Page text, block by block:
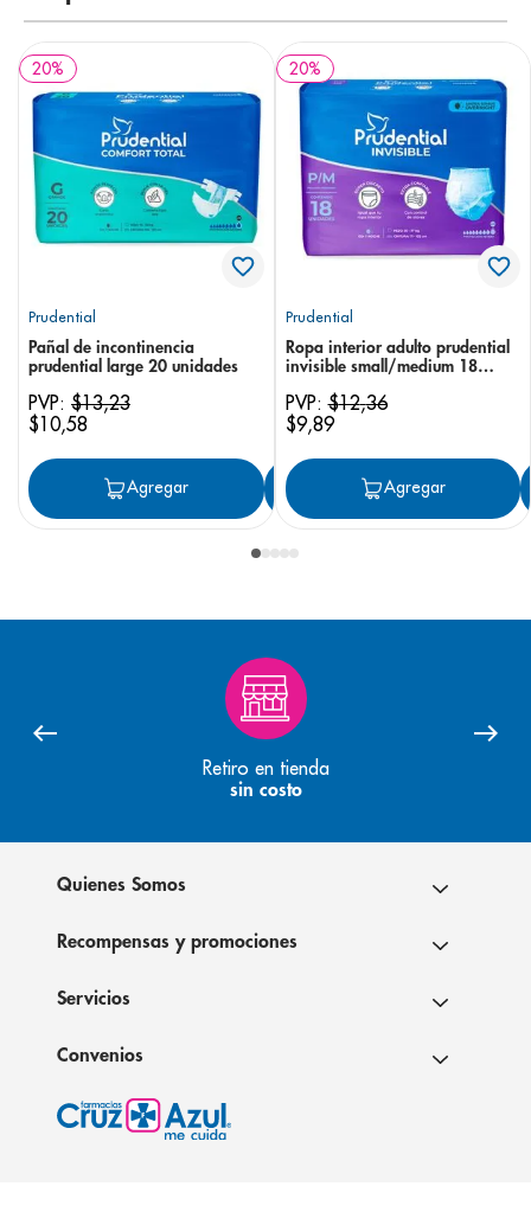
20%
Prudential
Pañal de incontinencia
prudential large 20 unidades
PVP: $13,23
$10,58
Agregar Agregar
20%
Prudential
Ropa interior adulto prudential
invisible small/medium 18
PVP:$12,36
$9,89
Agregar
Retiro en tienda
sin costo
Quienes Somos
Recompensas y promociones
Servicios
Convenios